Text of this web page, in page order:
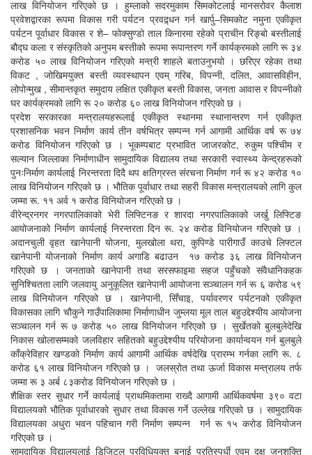
लाख विनियोजन गरिएको छ । हुम्लाको सदरमुकाम सिमकोटलाई मानसरोवर कैलाश
प्रवेशद्वारका रूपमा विकास गरी पर्यटन प्रवद्र्धन गर्न खार्पु–सिमकोट नमुना एकीकृत
पर्यटन पूर्वाधार विकास र शे– फोक्सुण्डो ताल किनारमा रहेको प्राचीन रिङ्बो बस्तीलाई
बौद्घ कला र संस्कृतिको अनुपम बस्तीको रूपमा रूपान्तरण गर्ने कार्यक्रमको लागि रू ३४
करोड ५० लाख विनियोजन गरिएको मन्त्री शाहले बताउनुभयो । छरिएर रहेका तथा
विकट , जोखिमयुक्त बस्ती व्यवस्थापन एवम् गरिब, विपन्नी, दलित, आवासविहीन,
लोपोन्मुख , सीमान्तकृत समुदाय लक्षित एकीकृत बस्ती विकास, जनता आवास र विपन्नीको
घर कार्यक्रमको लागि रू २० करोड ६० लाख विनियोजन गरिएको छ ।
प्रदेश सरकारका मन्त्रालयहरूलाई एकीकृत स्थानमा स्थानान्तरण गर्न एकीकृत
प्रशासनिक भवन निर्माण कार्य तीन वर्षभित्र सम्पन्न गर्न आगामी आर्थिक वर्ष रू ७४
करोड विनियोजन गरिएको छ । भूकम्पबाट प्रभावित जाजरकोट, रुकुम पश्चिीम र
सल्यान जिल्लाका निर्माणाधीन सामुदायिक विद्यालय तथा सरकारी स्वास्थ्य केन्द्रहरूको
पुनःनिर्माण कार्यलाई निरन्तरता दिदै थप क्षतिग्रस्त संरचना निर्माण गर्न रू ४२ करोड १०
लाख विनियोजन गरिएको छ । भौतिक पूर्वाधार तथा सहरी विकास मन्त्रालयको लागि कुल
जम्मा रू. ११ अर्व १ करोड विनियोजन गरिएको छ ।
वीरेन्द्रनगर नगरपालिकाको भेरी लिफ्टिनङ र शारदा नगरपालिकाको जर्खु लिफ्टिङ
आयोजनाको निर्माण कार्यलाई निरन्तरता दिन रू. २४ करोड विनियोजन गरिएको छ ।
अदानचुली वृहत खानेपानी योजना, मुलखोला थरा, कुपिण्डे पारीगाउँ काउचे लिफ्टल
खानेपानी योजनाको निर्माण कार्य अगाडि बढाउन १७ करोड ३६ लाख विनियोजन
गरिएको छ । जनताको खानेपानी तथा सरसफाइमा सहज पहुँचको संवैधानिकहक
सुनिश्चितता लागि जलवायु अनुकूलित खानेपानी आयोजना सञ्चालन गर्न रू ६ करोड ५९
लाख विनियोजन गरिएको छ । खानेपानी, सिँचाइ, पर्यावरणर पर्यटनको एकीकृत
विकासका लागि चौकुने गाउँपालिकामा निर्माणाधीन जुम्लया मूल ताल बहुउद्देश्यीय आयोजना
सञ्चालन गर्न रू ७ करोड ५० लाख विनियोजन गरिएको छ । सुर्खेतको बुलबुलेदेखि
निकास खोलासम्मको जलविहार सहितको बहुउद्देश्यीय परियोजना कार्यान्वयन गर्न बुलबुले
काँक्रेविहार खण्डको निर्माण कार्य आगामी आर्थिक वर्षदेखि प्रारम्भ गर्नका लागि रू. ८
करोड ६१ लाख विनियोजन गरिएको छ । जलस्रोत तथा ऊर्जा विकास मन्त्रालय तर्फ
जम्मा रू ३ अर्ब ८३करोड विनियोजन गरिएको छ ।
शैक्षिक स्तर सुधार गर्ने कार्यलाई प्राथमिकतामा राख्दै आगामी आर्थिकवर्षमा ३९० वटा
विद्यालयको भौतिक पूर्वाधारको सुधार तथा विकास गर्ने उल्लेख गरिएको छ । सामुदायिक
विद्यालयका अधुरा भवन पहिचान गरी निर्माण सम्पन्न गर्न रू १५ करोड विनियोजन
गरिएको छ ।
सामुदायिक विद्यालयलाई डिजिटल प्रविधियुक्त बनाई प्रतिस्पर्धी एवम् दक्ष जनशक्ति